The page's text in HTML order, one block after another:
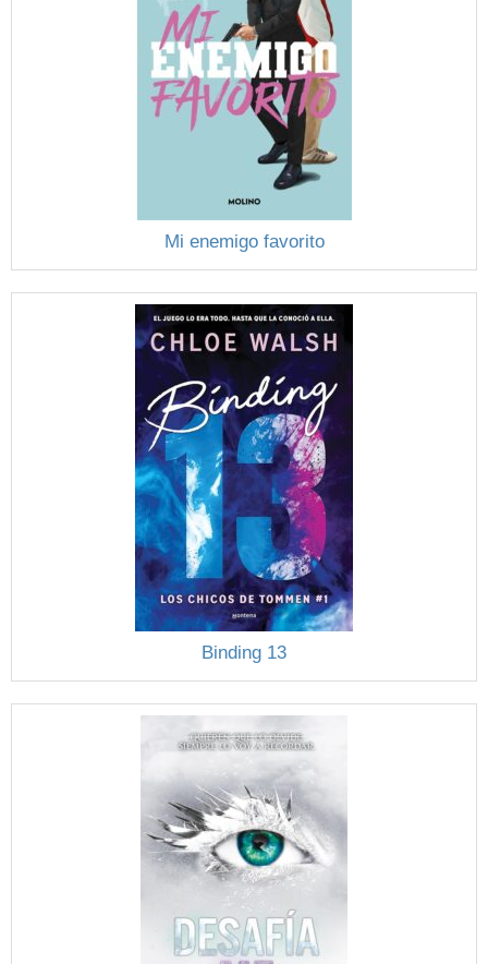
Mi enemigo favorito
Binding 13